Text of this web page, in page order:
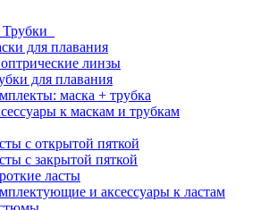
для плавания
линзы
для плавания
маска + трубка
к маскам и трубкам
с открытой пяткой
с закрытой пяткой
ласты
и аксессуары к ластам